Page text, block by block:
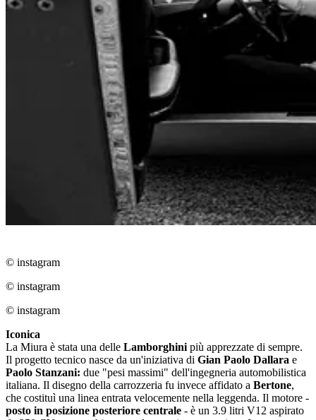
© instagram
© instagram
© instagram
Iconica
La Miura è stata una delle Lamborghini più apprezzate di sempre.
Il progetto tecnico nasce da un'iniziativa di Gian Paolo Dallara e
Paolo Stanzani: due "pesi massimi" dell'ingegneria automobilistica
italiana. Il disegno della carrozzeria fu invece affidato a Bertone,
che costituì una linea entrata velocemente nella leggenda. Il motore -
posto in posizione posteriore centrale - è un 3.9 litri V12 aspirato